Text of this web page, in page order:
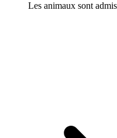
Les animaux sont